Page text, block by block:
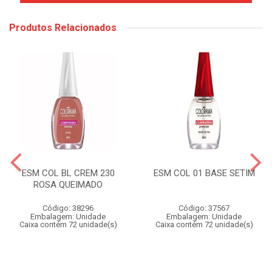
Produtos Relacionados
ESM COL BL CREM 230
ROSA QUEIMADO
Código: 38296
Embalagem: Unidade
Caixa contém 72 unidade(s)
ESM COL 01 BASE SETIM
Código: 37567
Embalagem: Unidade
Caixa contém 72 unidade(s)